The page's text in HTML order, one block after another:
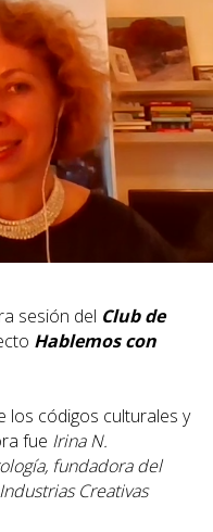
sesión del Club de
Hablemos con
los códigos culturales y
fue Irina N.
fundadora del
Creativas